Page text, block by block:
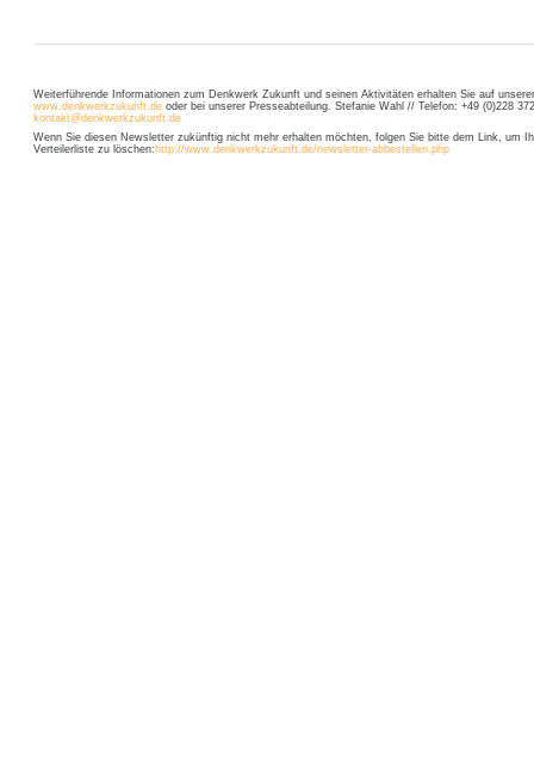
Weiterführende Informationen zum Denkwerk Zukunft und seinen Aktivitäten erhalten Sie auf
www.denkwerkzukunft.de oder bei unserer Presseabteilung. Stefanie Wahl // Telefon: +49 (0)228
kontakt@denkwerkzukunft.de
Wenn Sie diesen Newsletter zukünftig nicht mehr erhalten möchten, folgen Sie bitte dem Link, um
Verteilerliste zu löschen: http://www.denkwerkzukunft.de/newsletter-abbestellen.php